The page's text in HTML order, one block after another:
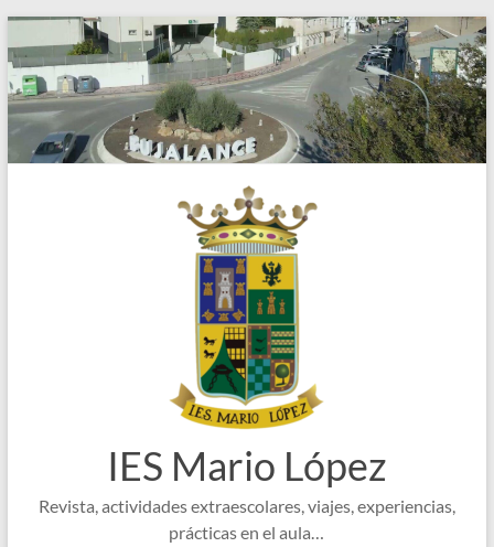
Saltar
al
contenido
IES Mario López
Revista, actividades extraescolares, viajes, experiencias,
prácticas en el aula…